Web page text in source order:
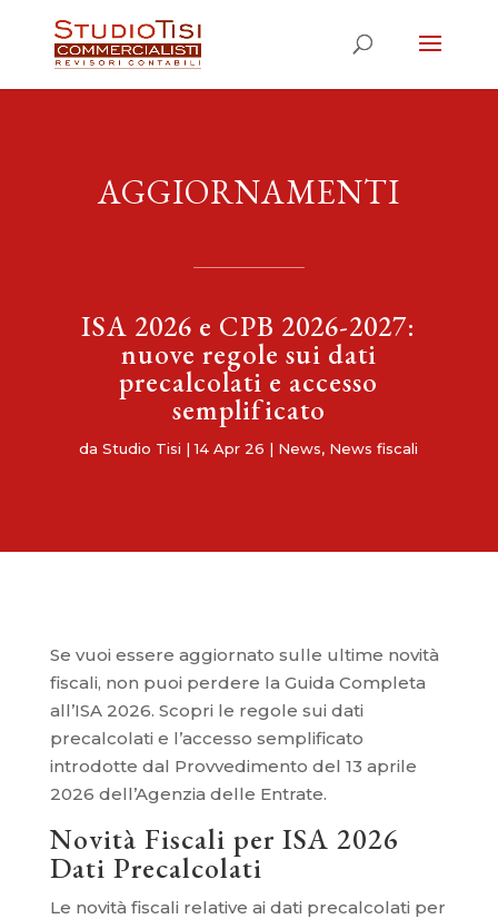
AGGIORNAMENTI
ISA 2026 e CPB 2026-2027:
nuove regole sui dati
precalcolati e accesso
semplificato
daStudio Tisi |14 Apr 26 | News, News fiscali
Se vuoi essere aggiornato sulle ultime novità
fiscali, non puoi perdere la Guida Completa
all’ISA 2026. Scopri le regole sui dati
precalcolati e l’accesso semplificato
introdotte dal Provvedimento del 13 aprile
2026 dell’Agenzia delle Entrate.
Novità Fiscali per ISA 2026
Dati Precalcolati
Le novità fiscali relative ai dati precalcolati per